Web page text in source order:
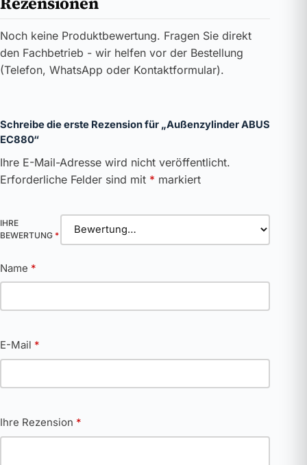
Noch keine Produktbewertung. Fragen Sie direkt
den Fachbetrieb - wir helfen vor der Bestellung
(Telefon, WhatsApp oder Kontaktformular).
Schreibe die erste Rezension für „Außenzylinder ABUS
EC880“
Ihre E-Mail-Adresse wird nicht veröffentlicht.
Erforderliche Felder sind mit * markiert
IHRE
BEWERTUNG *
Name *
E-Mail *
Ihre Rezension *